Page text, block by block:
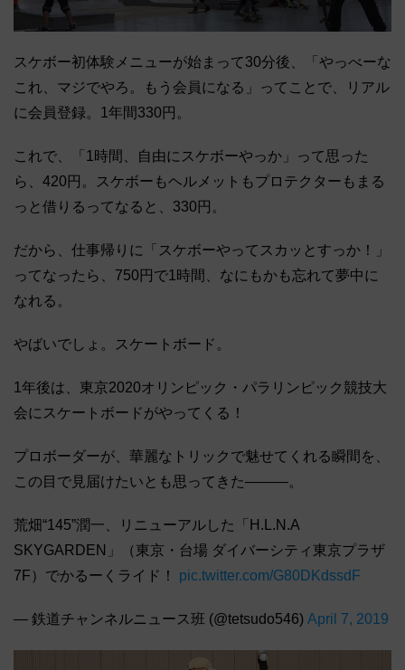
スケボー初体験メニューが始まって30分後、「やっべーな
これ、マジでやろ。もう会員になる」ってことで、リアル
に会員登録。1年間330円。
これで、「1時間、自由にスケボーやっか」って思った
ら、420円。スケボーもヘルメットもプロテクターもまる
っと借りるってなると、330円。
だから、仕事帰りに「スケボーやってスカッとすっか！」
ってなったら、750円で1時間、なにもかも忘れて夢中に
なれる。
やばいでしょ。スケートボード。
1年後は、東京2020オリンピック・パラリンピック競技大
会にスケートボードがやってくる！
プロボーダーが、華麗なトリックで魅せてくれる瞬間を、
この目で見届けたいとも思ってきた―――。
荒畑“145”潤一、リニューアルした「H.L.N.A
SKYGARDEN」（東京・台場 ダイバーシティ東京プラザ
7F）でかるーくライド！ pic.twitter.com/G80DKdssdF
— 鉄道チャンネルニュース班 (@tetsudo546) April 7, 2019